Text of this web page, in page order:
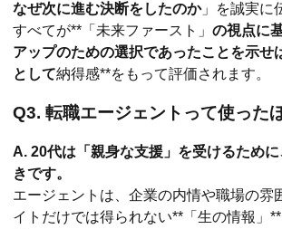
なぜ次に進む決断をしたのか」を誠実に
すべてが**「未来ファースト」 の視点に
アップのための選択であったことを示せ
として納得感**をもって評価されます。
Q3. 転職エージェントって使った
A. 20代は「親身な支援」を受けるため
きです。
エージェントは、企業の内情や職場の雰
イトだけでは得られない**「生の情報」